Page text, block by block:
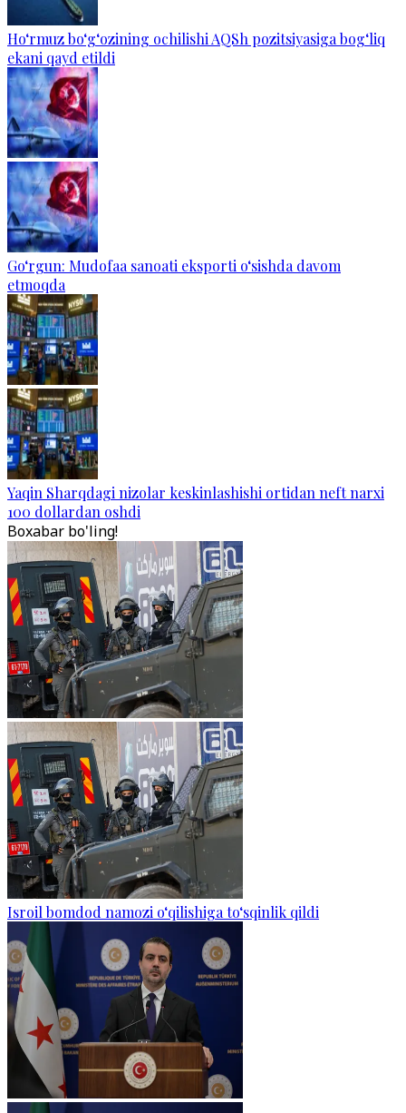
Ho‘rmuz bo‘g‘ozining ochilishi AQSh pozitsiyasiga bog‘liq
ekani qayd etildi
Go‘rgun: Mudofaa sanoati eksporti o‘sishda davom
etmoqda
Yaqin Sharqdagi nizolar keskinlashishi ortidan neft narxi
100 dollardan oshdi
Boxabar bo'ling!
Isroil bomdod namozi o‘qilishiga to‘sqinlik qildi